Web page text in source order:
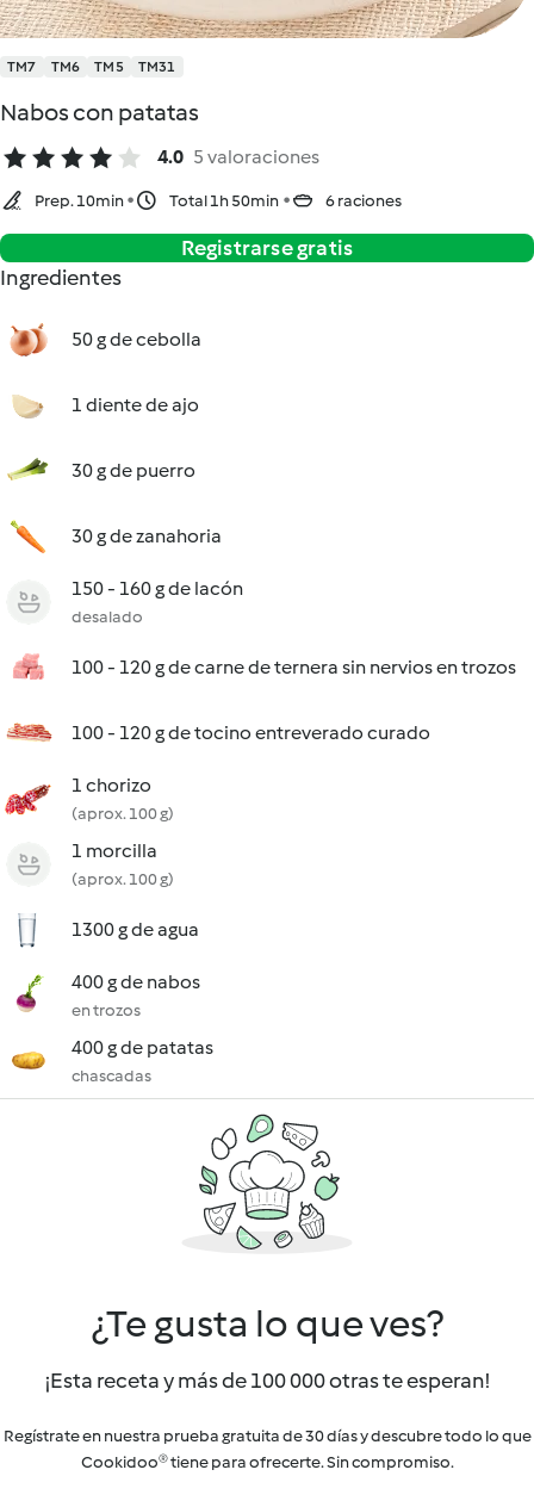
TM7 TM6 TM5 TM31
Nabos con patatas
4.0 5 valoraciones
Prep. 10min Total 1h 50min 6 raciones
Registrarse gratis
Ingredientes
50 g de cebolla
1 diente de ajo
30 g de puerro
30 g de zanahoria
150 - 160 g de lacón
desalado
100 - 120 g de carne de ternera sin nervios en trozos
100 - 120 g de tocino entreverado curado
1 chorizo
(aprox. 100 g)
1 morcilla
(aprox. 100 g)
1300 g de agua
400 g de nabos
en trozos
400 g de patatas
chascadas
¿Te gusta lo que ves?
¡Esta receta y más de 100 000 otras te esperan!
Regístrate en nuestra prueba gratuita de 30 días y descubre todo lo que
Cookidoo® tiene para ofrecerte. Sin compromiso.